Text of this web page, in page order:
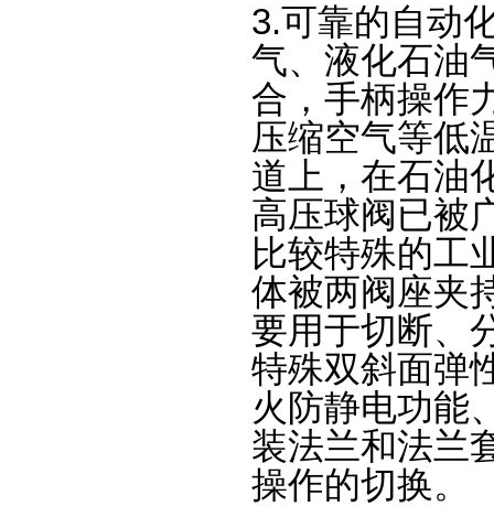
3.可靠的自动
气、液化石油
合，手柄操作
压缩空气等低
道上，在石油
高压球阀已被
比较特殊的工
体被两阀座夹
要用于切断、
特殊双斜面弹
火防静电功能
装法兰和法兰
操作的切换。